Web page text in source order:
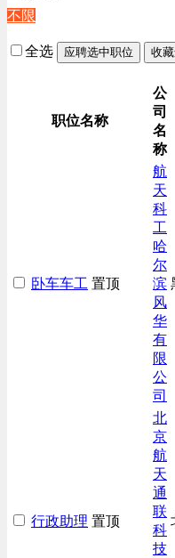
人力资源类
互联网/电子商务/游戏类
建筑装潢/市政建设类
通信/移动互联网/手机类
技工/维修类
不限
全选 应聘选中职位 收
职位名称
公
司
名
称
卧车车工 置顶
航
天
科
工
哈
尔
滨
风
华
有
限
公
司
行政助理 置顶
北
京
航
天
通
联
科
技